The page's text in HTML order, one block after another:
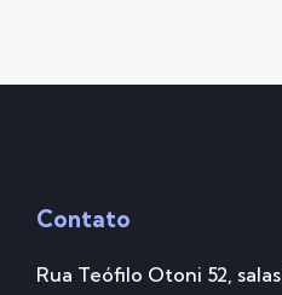
Contato
Rua Teófilo Otoni 52,